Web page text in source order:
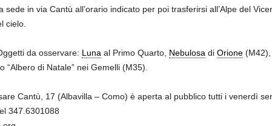
sede in via Cantù all’orario indicato per poi trasferirsi all’Alpe del
cielo.
da osservare: Luna al Primo Quarto, Nebulosa di Orione(M42),
“Albero di Natale” nei Gemelli (M35).
Cantù, 17 (Albavilla – Como) è aperta al pubblico tutti i venerdì
347.6301088